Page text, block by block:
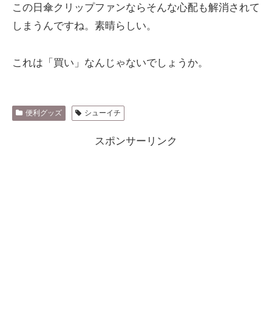
この日傘クリップファンならそんな心配も解消されて
しまうんですね。素晴らしい。
これは「買い」なんじゃないでしょうか。
便利グッズ シューイチ
スポンサーリンク